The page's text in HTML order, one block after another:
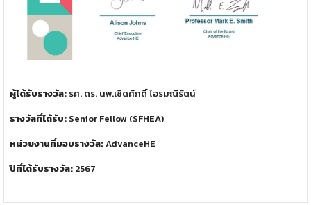
ผู้ได้รับรางวัล: รศ. ดร. นพ.เชิดศักดิ์ ไอรมณีรัตน์
รางวัลที่ได้รับ: Senior Fellow (SFHEA)
หน่วยงานที่มอบรางวัล:AdvanceHE
ปีที่ได้รับรางวัล: 2567